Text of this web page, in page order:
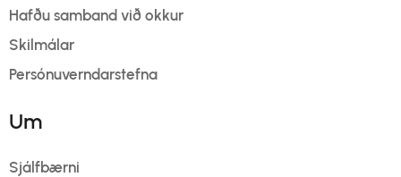
Hafðu samband við okkur
Skilmálar
Persónuverndarstefna
Um
Sjálfbærni